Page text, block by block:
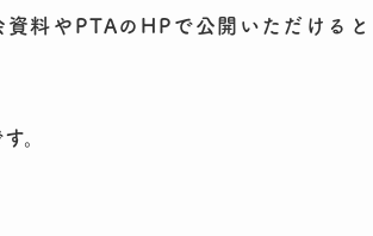
料やPTAのHPで公開いただけると
。